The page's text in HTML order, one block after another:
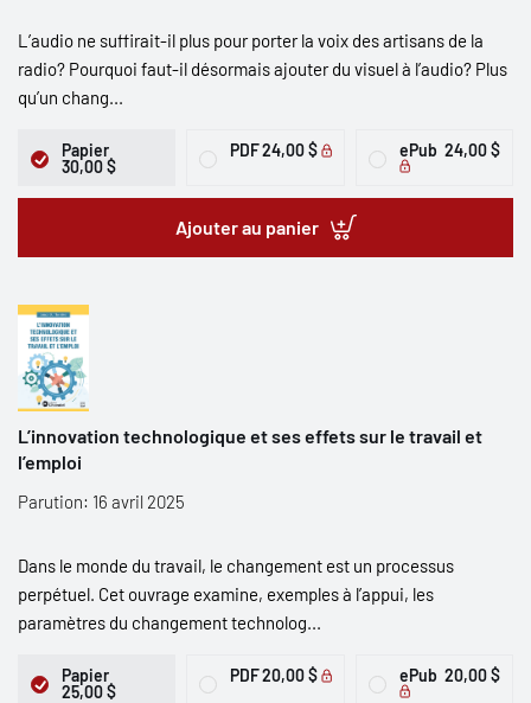
L’audio ne suffirait-il plus pour porter la voix des artisans de la
radio? Pourquoi faut-il désormais ajouter du visuel à l’audio? Plus
qu’un chang...
Papier
30,00 $
PDF24,00 $ ePub 24,00 $
Ajouter au panier
L’innovation technologique et ses effets sur le travail et
l’emploi
Parution: 16 avril 2025
Dans le monde du travail, le changement est un processus
perpétuel. Cet ouvrage examine, exemples à l’appui, les
paramètres du changement technolog...
Papier
25,00 $
PDF20,00 $ ePub 20,00 $